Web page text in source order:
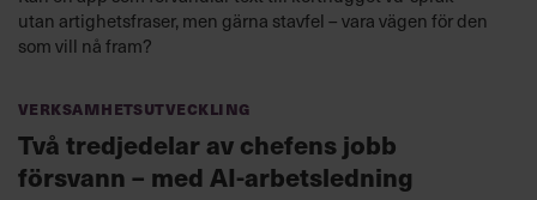
utan artighetsfraser, men gärna stavfel – vara vägen för den
som vill nå fram?
Verksamhetsutveckling
Två tredjedelar av chefens jobb
försvann – med AI-arbetsledning